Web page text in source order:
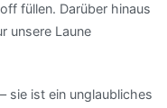
füllen. Darüber hinaus
unsere Laune
sie ist ein unglaubliches